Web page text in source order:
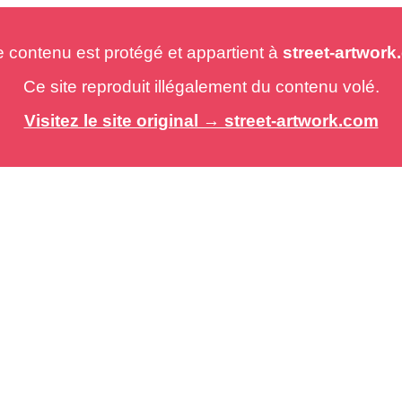
est protégé et appartient à street-
Ce site reproduit illégalement du contenu volé.
Visitez le site original → street-artwork.com